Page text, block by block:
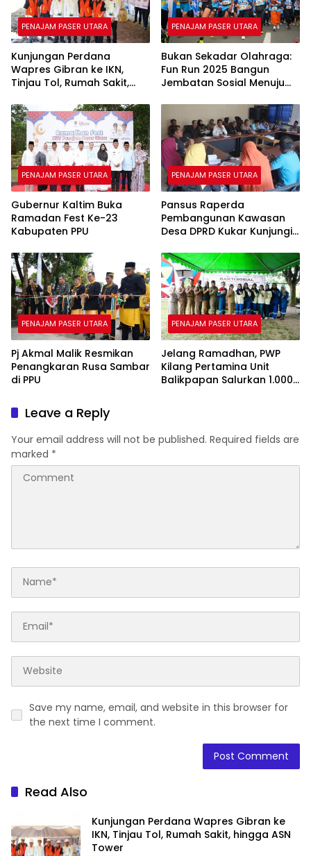
PENAJAM PASER UTARA
Kunjungan Perdana
Wapres Gibran ke IKN,
Tinjau Tol, Rumah Sakit,
PENAJAM PASER UTARA
Bukan Sekadar Olahraga:
Fun Run 2025 Bangun
Jembatan Sosial Menuju
PENAJAM PASER UTARA
Gubernur Kaltim Buka
Ramadan Fest Ke-23
Kabupaten PPU
PENAJAM PASER UTARA
Pansus Raperda
Pembangunan Kawasan
Desa DPRD Kukar Kunjungi
PENAJAM PASER UTARA
Pj Akmal Malik Resmikan
Penangkaran Rusa Sambar
di PPU
PENAJAM PASER UTARA
Jelang Ramadhan, PWP
Kilang Pertamina Unit
Balikpapan Salurkan 1.000
Leave a Reply
Your email address will not be published. Required fields are
marked *
Save my name, email, and website in this browser for
the next time I comment.
Read Also
Kunjungan Perdana Wapres Gibran ke
IKN, Tinjau Tol, Rumah Sakit, hingga ASN
Tower